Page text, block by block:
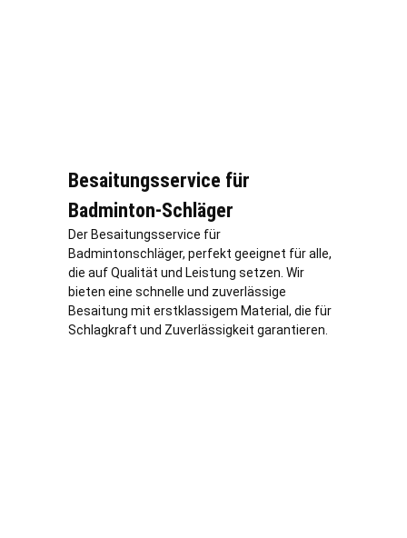
Besaitungsservice für
Badminton-Schläger
Der Besaitungsservice für
Badmintonschläger, perfekt geeignet für alle,
die auf Qualität und Leistung setzen. Wir
bieten eine schnelle und zuverlässige
Besaitung mit erstklassigem Material, die für
Schlagkraft und Zuverlässigkeit garantieren.